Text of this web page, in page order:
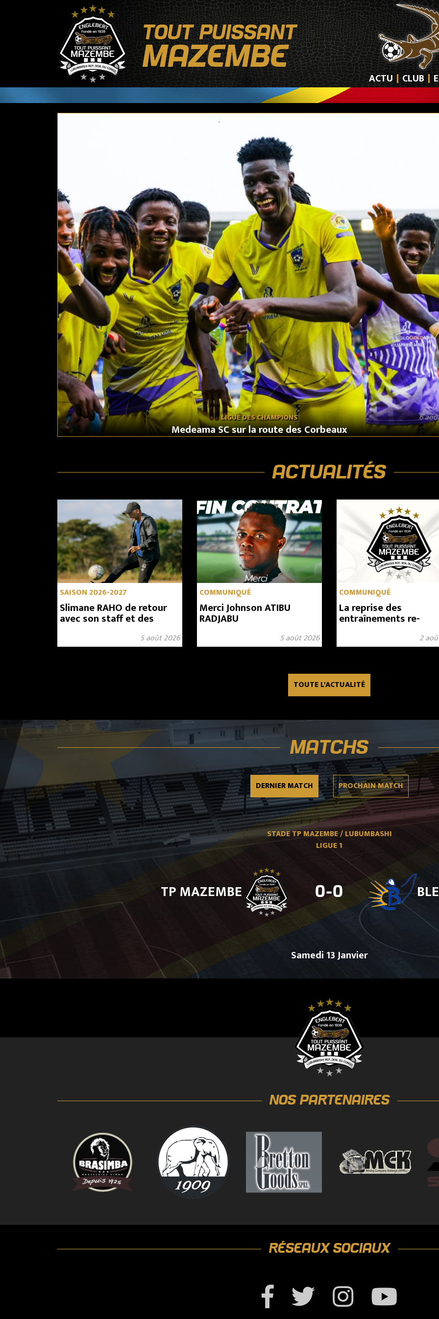
TOUT PUISSANT
MAZEMBE
ACTU CLUB
6
LIGUE DES CHAMPIONS
Medeama SC sur la route des Corbeaux
ACTUALITÉS
SAISON 2026-2027
Slimane RAHO de retour
avec son staff et des
5 août 2026
COMMUNIQUÉ
Merci Johnson ATIBU
RADJABU
5 août 2026
COMMUNIQUÉ
La reprise des
entraînements re-
2
TOUTE L'ACTUALITÉ
MATCHS
DERNIERMATCH PROCHAINMATCH
STADE TP MAZEMBE / LUBUMBASHI
LIGUE 1
TP MAZEMBE 0-0
Samedi 13 Janvier
NOS PARTENAIRES
RÉSEAUX SOCIAUX